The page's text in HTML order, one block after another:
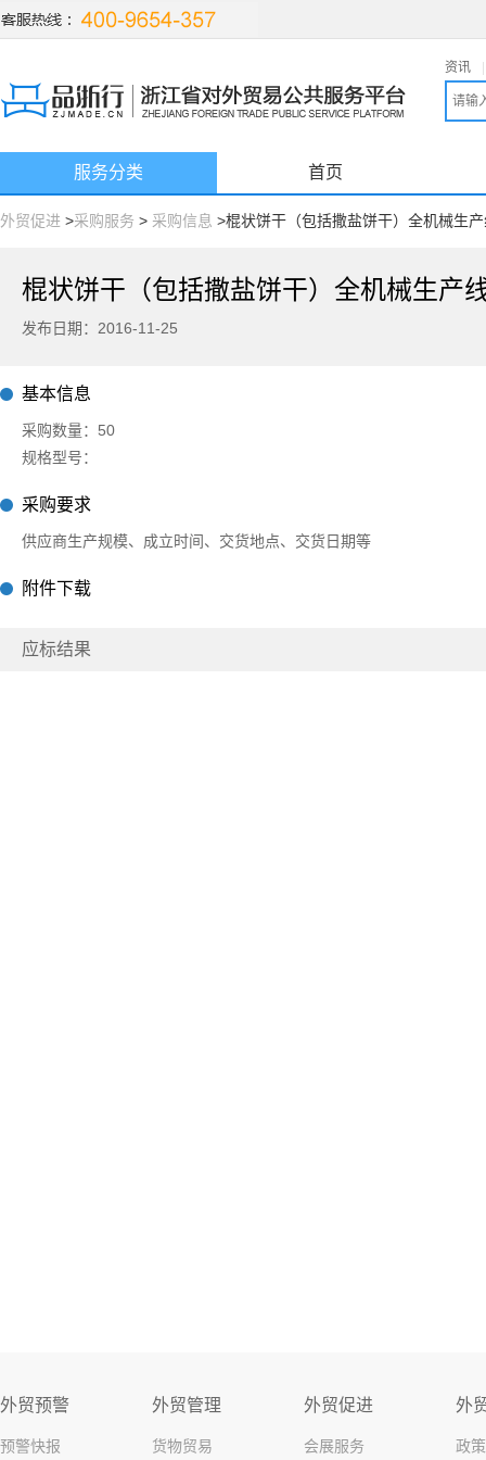
资讯
服务分类 首页
外贸促进 >采购服务 > 采购信息 >棍状饼干（包括撒盐饼干）全机械生
发布日期：2016-11-25
基本信息
采购数量：50
规格型号：
采购要求
供应商生产规模、成立时间、交货地点、交货日期等
附件下载
应标结果
外贸预警
预警快报
外贸管理
货物贸易
外贸促进
会展服务
外
政